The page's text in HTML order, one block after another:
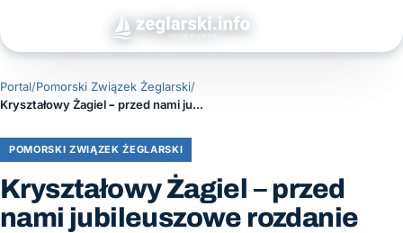
Portal/Pomorski Związek Żeglarski/
Kryształowy Żagiel – przed nami jubileuszowe rozdanie
POMORSKI ZWIĄZEK ŻEGLARSKI
Kryształowy Żagiel – przed
nami jubileuszowe rozdanie